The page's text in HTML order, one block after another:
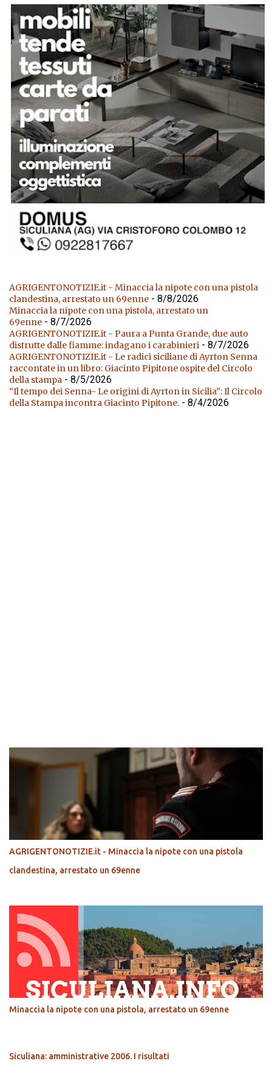
AGRIGENTONOTIZIE.it - Minaccia la nipote con una pistola
clandestina, arrestato un 69enne - 8/8/2026
Minaccia la nipote con una pistola, arrestato un
69enne - 8/7/2026
AGRIGENTONOTIZIE.it - Paura a Punta Grande, due auto
distrutte dalle fiamme: indagano i carabinieri - 8/7/2026
AGRIGENTONOTIZIE.it - Le radici siciliane di Ayrton Senna
raccontate in un libro: Giacinto Pipitone ospite del Circolo
della stampa - 8/5/2026
“Il tempo dei Senna- Le origini di Ayrton in Sicilia”: Il Circolo
della Stampa incontra Giacinto Pipitone. - 8/4/2026
AGRIGENTONOTIZIE.it - Minaccia la nipote con una pistola
clandestina, arrestato un 69enne
Minaccia la nipote con una pistola, arrestato un 69enne
Siculiana: amministrative 2006. I risultati